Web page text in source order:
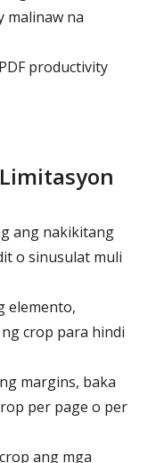
malinaw na
productivity
ang nakikitang
o sinusulat muli
elemento,
crop para hindi
margins, baka
per page o per
ang mga